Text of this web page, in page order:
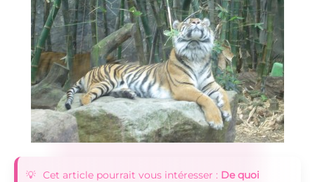
Cet article pourrait vous intéresser : De quoi